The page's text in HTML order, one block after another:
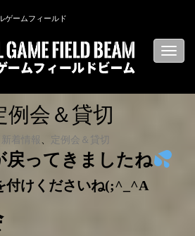
ゲームフィールド
N
a
g
n
会＆貸切
着情報 、 定例会＆貸切
戻ってきましたね
付けくださいね(;^_^A